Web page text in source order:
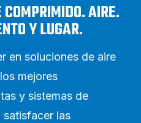
AIRE.
Y LUGAR.
en soluciones de aire
mejores
y sistemas de
satisfacer las